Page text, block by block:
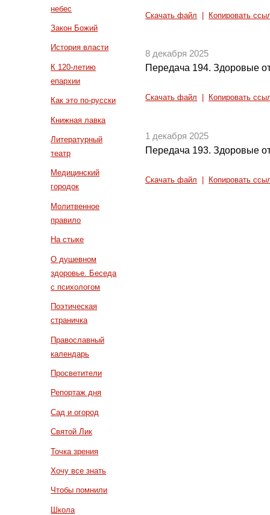
небес
Закон Божий
История власти
К 120-летию
епархии
Как это по-русски
Книжная лавка
Литературный
театр
Медицинский
городок
Молитвенное
правило
На стыке
О душевном
здоровье. Беседа
с психологом
Поэтическая
страничка
Православный
календарь
Просветители
Репортаж дня
Сад и огород
Святой Лик
Точка зрения
Хочу все знать
Чтобы помнили
Школа
Скачать файл Копировать
8 декабря 2025
Передача 194. Здоровые
Скачать файл Копировать
1 декабря 2025
Передача 193. Здоровые
Скачать файл Копировать